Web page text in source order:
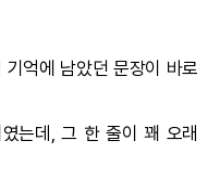
억에 남았던 문장이 바로
는데, 그 한 줄이 꽤 오래